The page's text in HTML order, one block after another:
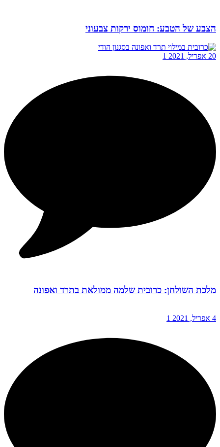
הצבע של הטבע: חומוס ירקות צבעוני
20 אפריל, 2021 1
מלכת השולחן: כרובית שלמה ממולאת בתרד ואפונה
4 אפריל, 2021 1